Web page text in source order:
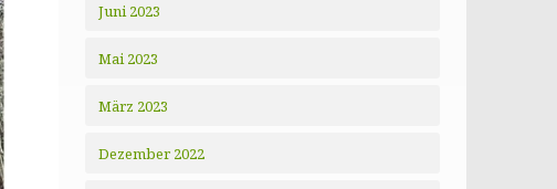
Juni 2023
Mai 2023
März 2023
Dezember 2022